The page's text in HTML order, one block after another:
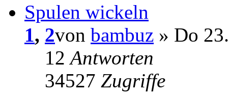
Spulen wickeln
1, 2von bambuz » Do
12Antworten
34527 Zugriffe